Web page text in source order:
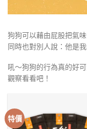
狗狗可以藉由屁股把氣
同時也對別人說：他是我
吼～狗狗的行為真的好
觀察看看吧！
特價